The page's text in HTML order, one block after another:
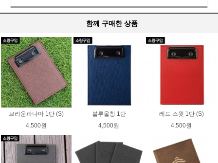
함께 구매한 상품
브라운파나마 1단 (S)
4,500원
블루올창 1단
4,500원
레드 스윗 1단 (S)
4,500원